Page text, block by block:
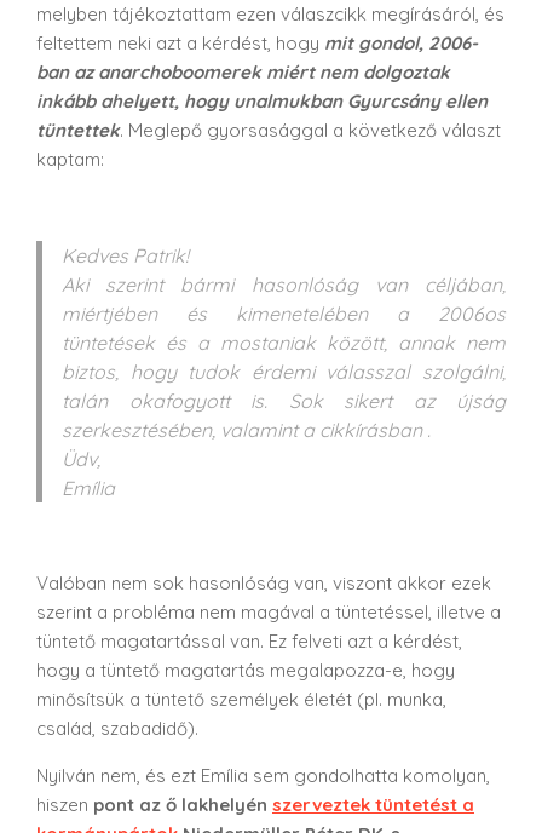
melyben tájékoztattam ezen válaszcikk megírásáról, és
feltettem neki azt a kérdést, hogy mit gondol, 2006-
ban az anarchoboomerek miért nem dolgoztak
inkább ahelyett, hogy unalmukban Gyurcsány ellen
tüntettek. Meglepő gyorsasággal a következő választ
kaptam:
Kedves Patrik!
Aki szerint bármi hasonlóság van céljában,
miértjében és kimenetelében a 2006os
tüntetések és a mostaniak között, annak nem
biztos, hogy tudok érdemi válasszal szolgálni,
talán okafogyott is. Sok sikert az újság
szerkesztésében, valamint a cikkírásban .
Üdv,
Emília
Valóban nem sok hasonlóság van, viszont akkor ezek
szerint a probléma nem magával a tüntetéssel, illetve a
tüntető magatartással van. Ez felveti azt a kérdést,
hogy a tüntető magatartás megalapozza-e, hogy
minősítsük a tüntető személyek életét (pl. munka,
család, szabadidő).
Nyilván nem, és ezt Emília sem gondolhatta komolyan,
hiszen pont az ő lakhelyén szerveztek tüntetést a